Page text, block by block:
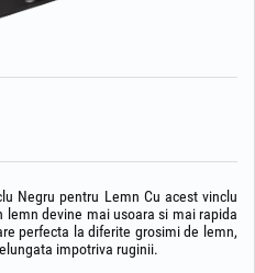
Negru pentru Lemn Cu acest vinclu
devine mai usoara si mai rapida
perfecta la diferite grosimi de lemn,
impotriva ruginii.